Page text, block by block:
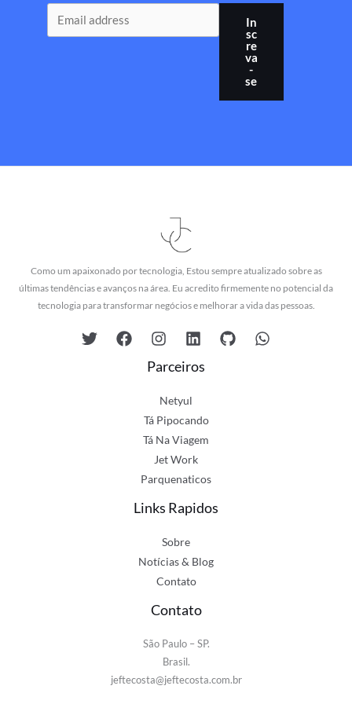
In
sc
re
va
-
se
Como um apaixonado por tecnologia, Estou sempre atualizado sobre as
últimas tendências e avanços na área. Eu acredito firmemente no potencial da
tecnologia para transformar negócios e melhorar a vida das pessoas.
Parceiros
Netyul
Tá Pipocando
Tá Na Viagem
Jet Work
Parquenaticos
Links Rapidos
Sobre
Notícias & Blog
Contato
Contato
São Paulo – SP.
Brasil.
jeftecosta@jeftecosta.com.br